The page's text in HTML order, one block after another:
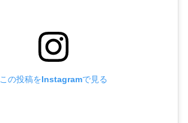
この投稿をInstagramで見る